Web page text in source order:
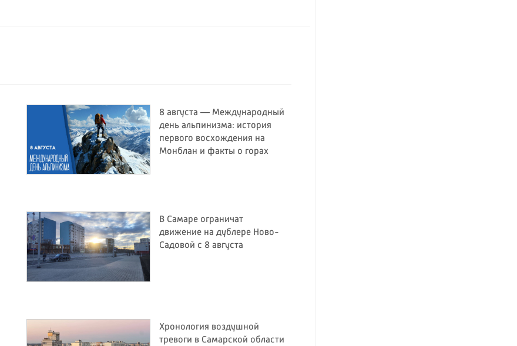
8 августа — Международный
день альпинизма: история
первого восхождения на
Монблан и факты о горах
В Самаре ограничат
движение на дублере Ново-
Садовой с 8 августа
Хронология воздушной
тревоги в Самарской области